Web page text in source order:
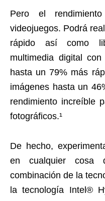
Pero el
videojuegos. Podrá
rápido así como
multimedia digital
hasta un 79% más
imágenes hasta un
rendimiento increíble
fotográficos.¹
De hecho,
en cualquier cosa
combinación de la
la tecnología Intel®